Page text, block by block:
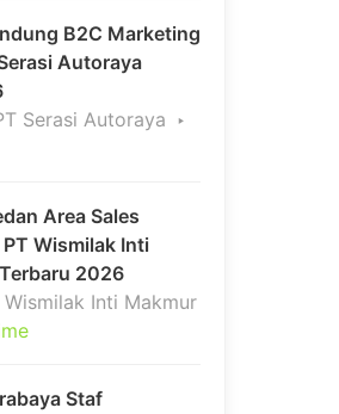
B2C Marketing
Autoraya
Serasi Autoraya
Area Sales
Wismilak Inti
2026
Wismilak Inti Makmur
Staf